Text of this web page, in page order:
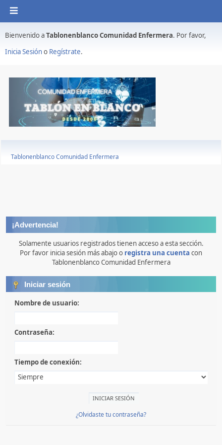
Bienvenido aTablonenblanco Comunidad Enfermera. Por favor,
Inicia Sesióno Regístrate.
Tablonenblanco Comunidad Enfermera
¡Advertencia!
Solamente usuarios registrados tienen acceso a esta sección.
Por favor inicia sesión más abajo o registra una cuenta con
Tablonenblanco Comunidad Enfermera
Iniciar sesión
Nombre de usuario:
Contraseña:
Tiempo de conexión:
¿Olvidaste tu contraseña?